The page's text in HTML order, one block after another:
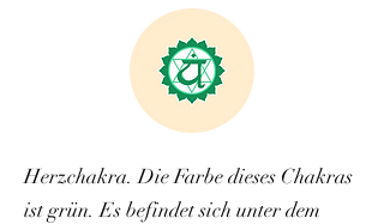
Herzchakra. Die Farbe dieses Chakras
ist grün. Es befindet sich unter dem